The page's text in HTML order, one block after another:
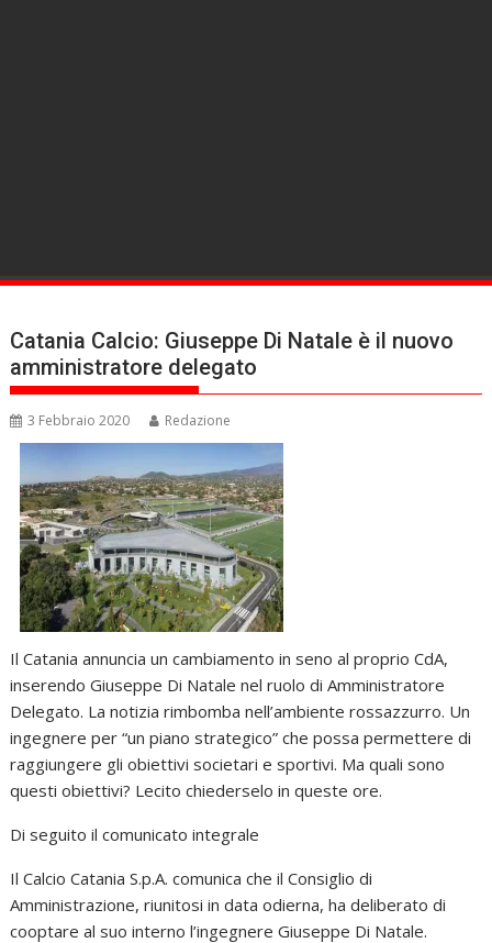
Catania Calcio: Giuseppe Di Natale è il nuovo
amministratore delegato
3 Febbraio 2020 Redazione
Il Catania annuncia un cambiamento in seno al proprio CdA,
inserendo Giuseppe Di Natale nel ruolo di Amministratore
Delegato. La notizia rimbomba nell’ambiente rossazzurro. Un
ingegnere per “un piano strategico” che possa permettere di
raggiungere gli obiettivi societari e sportivi. Ma quali sono
questi obiettivi? Lecito chiederselo in queste ore.
Di seguito il comunicato integrale
Il Calcio Catania S.p.A. comunica che il Consiglio di
Amministrazione, riunitosi in data odierna, ha deliberato di
cooptare al suo interno l’ingegnere Giuseppe Di Natale.